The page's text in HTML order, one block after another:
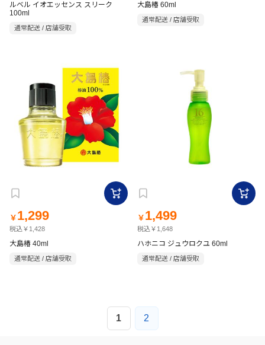
ルベル イオエッセンス スリーク
100ml
通常配送 / 店舗受取
大島椿 60ml
通常配送 / 店舗受取
￥ 1,299
税込￥1,428
大島椿 40ml
通常配送 / 店舗受取
￥ 1,499
税込￥1,648
ハホニコ ジュウロクユ 60ml
通常配送 / 店舗受取
1 2